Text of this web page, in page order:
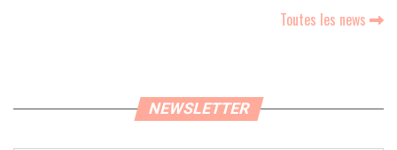
Toutes les news
NEWSLETTER